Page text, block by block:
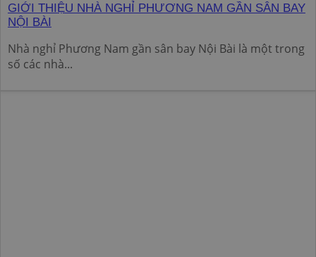
GIỚI THIỆU NHÀ NGHỈ PHƯƠNG NAM GẦN SÂN BAY
NỘI BÀI
Nhà nghỉ Phương Nam gần sân bay Nội Bài là một trong
số các nhà...